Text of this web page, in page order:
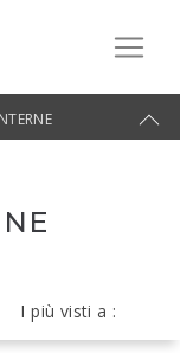
I più visti a :